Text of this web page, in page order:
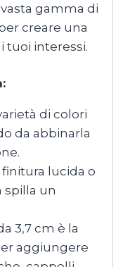
gamma di
creare una
tuoi interessi.
di colori
da abbinarla
lucida o
spilla un
3,7 cm è la
aggiungere